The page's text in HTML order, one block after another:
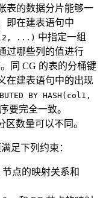
表的数据分片能够一
即在建表语句中
...) 中指定一组
过哪些列的值进行
同 CG 的表的分桶键
在建表语句中的出现
BY HASH(col1,
要完全一致。
区数量可以不同。
足下列约束：
节点的映射关系和